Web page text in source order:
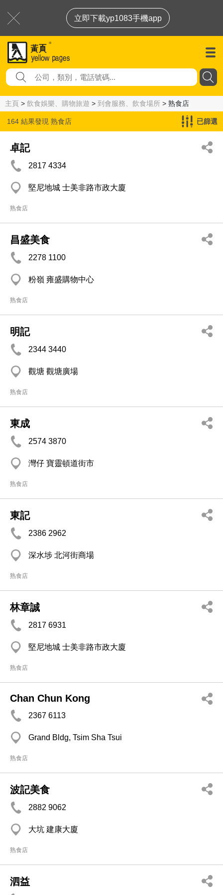
立即下載yp1083手機app
主頁 > 飲食娛樂、購物旅遊 > 到會服務、飲食場所 > 熟食店
164 結果發現 熟食店 已篩選
卓記
2817 4334
堅尼地城 士美非路市政大廈
熟食店
昌盛美食
2278 1100
粉嶺 雍盛購物中心
熟食店
明記
2344 3440
觀塘 觀塘廣場
熟食店
東成
2574 3870
灣仔 寶靈頓道街市
熟食店
東記
2386 2962
深水埗 北河街商場
熟食店
林章誠
2817 6931
堅尼地城 士美非路市政大廈
熟食店
Chan Chun Kong
2367 6113
Grand Bldg, Tsim Sha Tsui
熟食店
波記美食
2882 9062
大坑 建康大廈
熟食店
泗益